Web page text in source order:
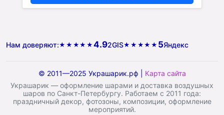
Нам доверяют:★★★★★ 4.92GIS★★★★★ 5Яндекс
© 2011—2025 Украшарик.рф | Карта сайта
Украшарик — оформление шарами и доставка воздушных
шаров по Санкт-Петербургу. Работаем с 2011 года:
праздничный декор, фотозоны, композиции, оформление
мероприятий.